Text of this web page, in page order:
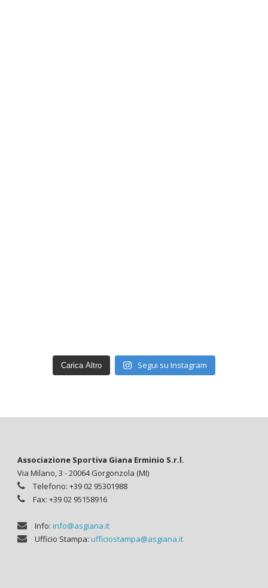
Carica Altro Segui su Instagram
Associazione Sportiva Giana Erminio S.r.l.
Via Milano, 3 - 20064 Gorgonzola (MI)
Telefono: +39 02 95301988
Fax: +39 02 95158916
Info: info@asgiana.it
Ufficio Stampa: ufficiostampa@asgiana.it